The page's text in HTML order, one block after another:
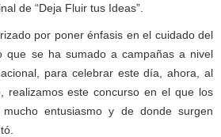
de “Deja Fluir tus Ideas”.
por poner énfasis en el cuidado del
que se ha sumado a campañas a nivel
para celebrar este día, ahora, al
realizamos este concurso en el que los
entusiasmo y de donde surgen